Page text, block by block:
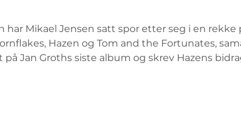
Mikael Jensen satt spor etter seg i en rekke
Hazen og Tom and the Fortunates,
Jan Groths siste album og skrev Hazens